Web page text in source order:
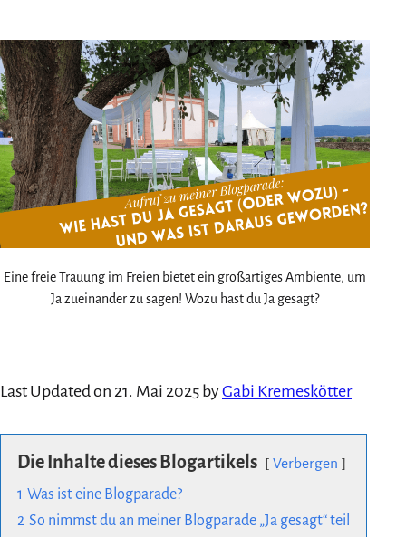
Eine freie Trauung im Freien bietet ein großartiges Ambiente, um
Ja zueinander zu sagen! Wozu hast du Ja gesagt?
Last Updated on 21. Mai 2025 byGabi Kremeskötter
Die Inhalte dieses Blogartikels
Verbergen
1 Was ist eine Blogparade?
2 So nimmst du an meiner Blogparade „Ja gesagt“ teil